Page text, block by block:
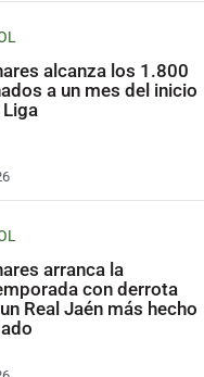
alcanza los 1.800
a un mes del inicio
arranca la
con derrota
Real Jaén más hecho